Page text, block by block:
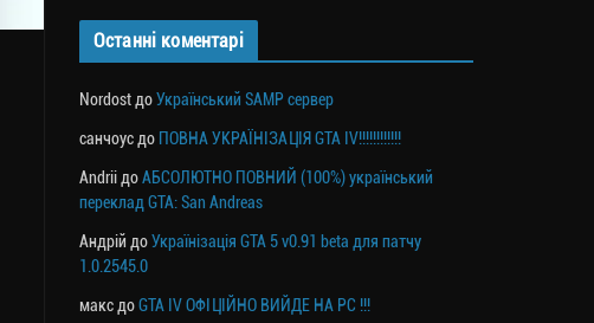
Останні коментарі
Nordost доУкраїнський SAMP сервер
санчоус до ПОВНА УКРАЇНІЗАЦІЯ GTA IV!!!!!!!!!!!!
Andrii доАБСОЛЮТНО ПОВНИЙ (100%) український
переклад GTA: San Andreas
Андрій доУкраїнізація GTA 5 v0.91 beta для патчу
1.0.2545.0
макс доGTA IV ОФІЦІЙНО ВИЙДЕ НА PC !!!